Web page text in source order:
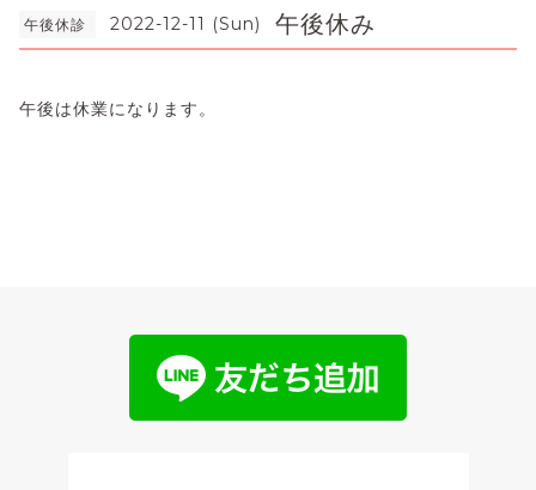
午後休診 2022-12-11 (Sun) 午後休み
午後は休業になります。